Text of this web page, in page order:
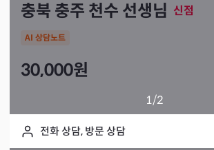
충북 충주 천수 선생님 신점
AI 상담노트
30,000원
1/2
전화 상담, 방문 상담